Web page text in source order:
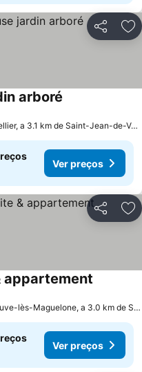
Partilhar
arboré
Montpellier, a 3.1 km de Saint-Jean-de-Védas
Ver preços
Partilhar
appartement
Villeneuve-lès-Maguelone, a 3.0 km de Saint-Jean-de-Védas
Ver preços